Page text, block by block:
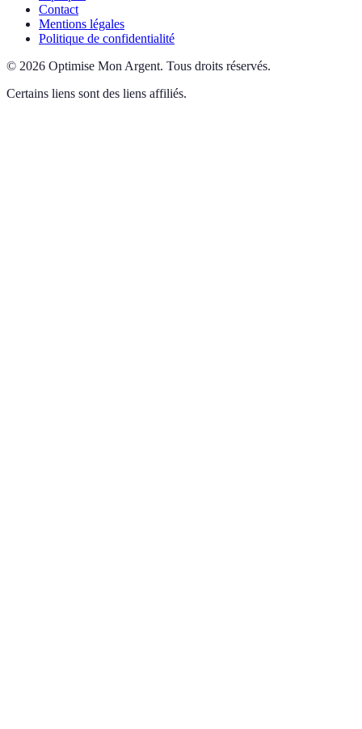
Contact
Mentions légales
Politique de confidentialité
© 2026 Optimise Mon Argent. Tous droits réservés.
Certains liens sont des liens affiliés.